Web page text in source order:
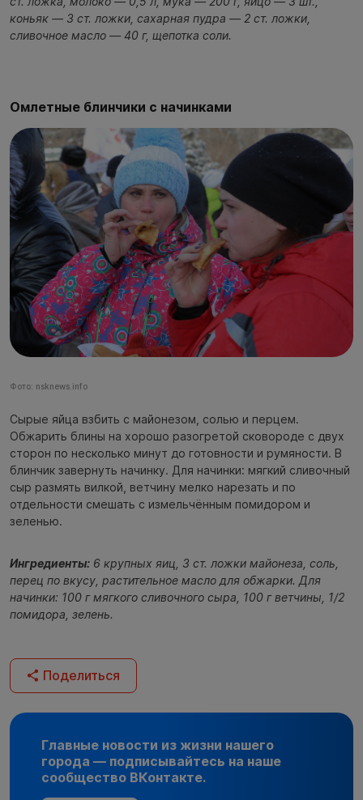
коньяк — 3 ст. ложки, сахарная пудра — 2 ст. ложки,
сливочное масло — 40 г, щепотка соли.
Омлетные блинчики с начинками
Фото: nsknews.info
Сырые яйца взбить с майонезом, солью и перцем.
Обжарить блины на хорошо разогретой сковороде с двух
сторон по несколько минут до готовности и румяности. В
блинчик завернуть начинку. Для начинки: мягкий сливочный
сыр размять вилкой, ветчину мелко нарезать и по
отдельности смешать с измельчённым помидором и
зеленью.
Ингредиенты: 6 крупных яиц, 3 ст. ложки майонеза, соль,
перец по вкусу, растительное масло для обжарки. Для
начинки: 100 г мягкого сливочного сыра, 100 г ветчины, 1/2
помидора, зелень.
Поделиться
Главные новости из жизни нашего
города — подписывайтесь на наше
сообщество ВКонтакте.